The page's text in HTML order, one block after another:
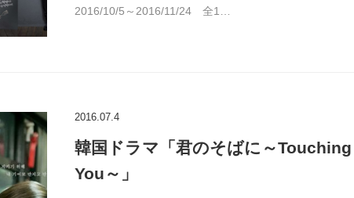
2016/10/5～2016/11/24 全1…
2016.07.4
韓国ドラマ「君のそばに～Touching
You～」